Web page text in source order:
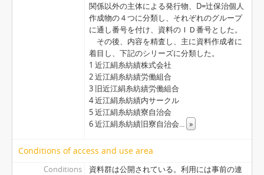
関係以外の主体による発行物、D=辻保治個人
作成物の４つに分類し、それぞれのグループ
に通し番号を付け、資料のＩＤ番号とした。
その後、内容を精査し、主に資料作成者に
着目し、下記のシリーズに分類した。
1 近江絹糸紡績株式会社
2 近江絹糸紡績労働組合
3 旧近江絹糸紡績労働組合
4 近江絹糸紡績内サークル
5 近江絹糸紡績寮自治会
6 近江絹糸紡績旧寮自治会... »
Conditions of access and use area
Conditions
資料群は公開されている。利用には事前の連